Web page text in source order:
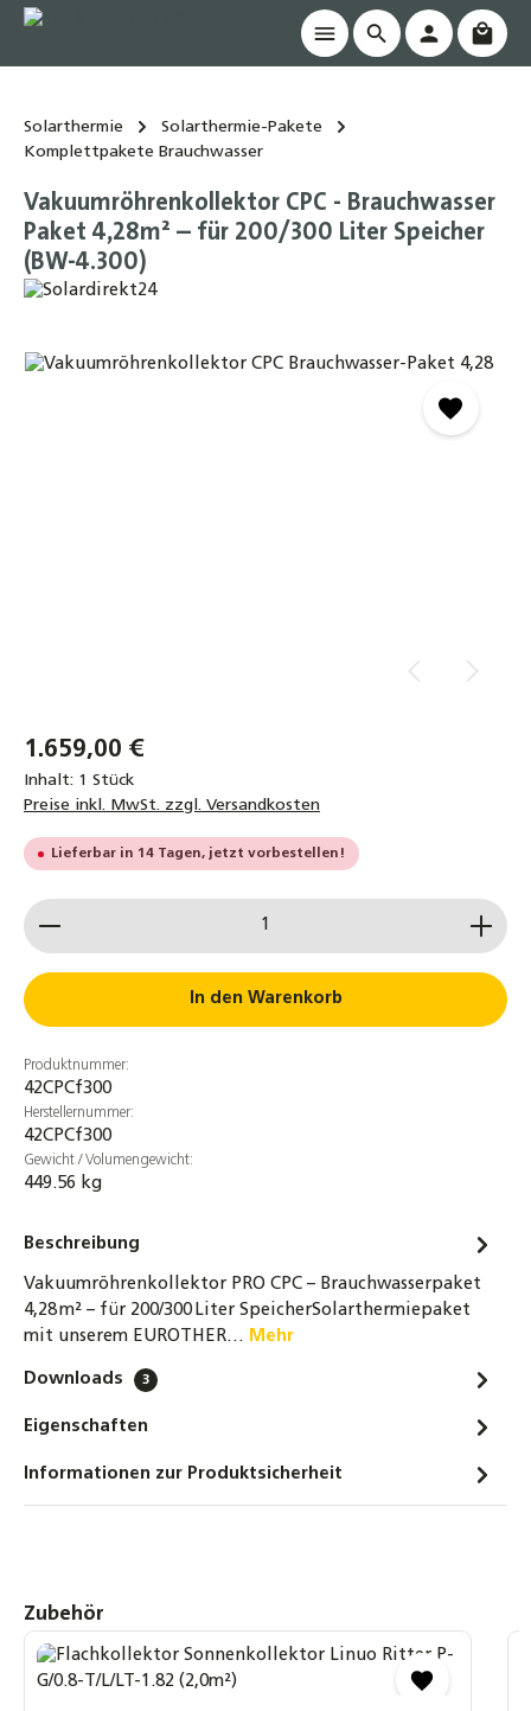
springen
Solarthermie
Solarthermie-Pakete
Komplettpakete Brauchwasser
Vakuumröhrenkollektor CPC - Brauchwasser
Paket 4,28m² – für 200/300 Liter Speicher
(BW-4.300)
Bildergalerie überspringen
1.659,00 €
Inhalt: 1 Stück
Preise inkl. MwSt. zzgl. Versandkosten
Lieferbar in 14 Tagen, jetzt vorbestellen!
Produkt Anzahl: Gib den gewünschten Wert ein
In den Warenkorb
Produktnummer:
42CPCf300
Herstellernummer:
42CPCf300
Gewicht / Volumengewicht:
449.56 kg
Beschreibung
Vakuumröhrenkollektor PRO CPC – Brauchwasserpaket
4,28 m² – für 200/300 Liter SpeicherSolarthermiepaket
mit unserem EUROTHER… Mehr
Downloads 3
Eigenschaften
Informationen zur Produktsicherheit
Produktgalerie überspringen
Zubehör